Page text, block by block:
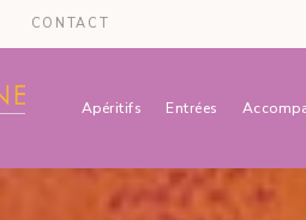
CONTACT
Apéritifs Entrées